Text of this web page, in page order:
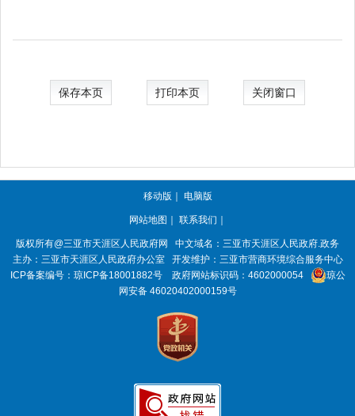
保存本页 打印本页 关闭窗口
移动版 ｜ 电脑版
网站地图 ｜ 联系我们 ｜
版权所有@三亚市天涯区人民政府网 中文域名： 三亚市天涯区人民政府.政务
主办：三亚市天涯区人民政府办公室
开发维护：三亚市营商环境综合服务中心
ICP备案编号： 琼ICP备18001882号 政府网站标识码： 4602000054
琼公
网安备 46020402000159号